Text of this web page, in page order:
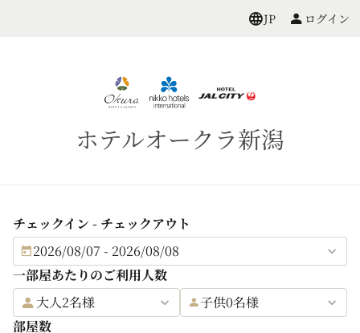
JP ログイン
ホテルオークラ新潟
チェックイン - チェックアウト
2026/08/07 - 2026/08/08
一部屋あたりのご利用人数
大人2名様
子供0名様
部屋数